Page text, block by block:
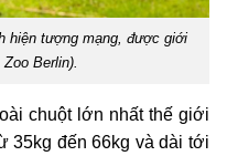
hiện tượng mạng, được giới
Berlin).
chuột lớn nhất thế giới
35kg đến 66kg và dài tới